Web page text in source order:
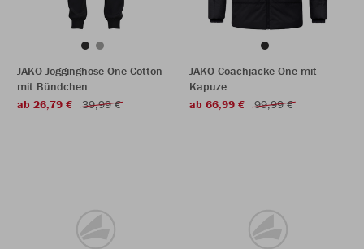
JAKO Jogginghose One Cotton
mit Bündchen
ab 26,79 €
39,99 €
JAKO Coachjacke One mit
Kapuze
ab 66,99 €
99,99 €